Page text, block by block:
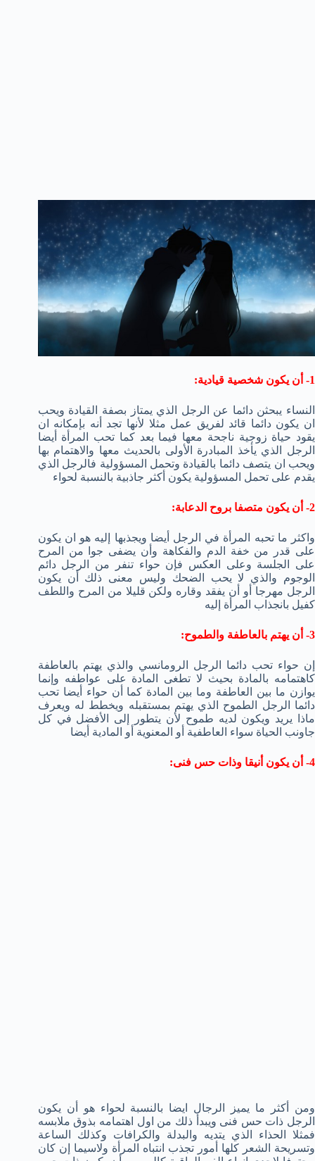
1- أن يكون شخصية قيادية:
النساء يبحثن دائما عن الرجل الذي يمتاز بصفة القيادة ويحب
ان يكون دائما قائد لفريق عمل مثلا لأنها تجد أنه بإمكانه ان
يقود حياة زوجية ناجحة معها فيما بعد كما تحب المرأة أيضا
الرجل الذي يأخذ المبادرة الأولى بالحديث معها والاهتمام بها
ويحب ان يتصف دائما بالقيادة وتحمل المسؤولية فالرجل الذي
يقدم على تحمل المسؤولية يكون أكثر جاذبية بالنسبة لحواء
2- أن يكون متصفا بروح الدعابة:
واكثر ما تحبه المرأة في الرجل أيضا ويجذبها إليه هو ان يكون
على قدر من خفة الدم والفكاهة وأن يضفى جوا من المرح
على الجلسة وعلى العكس فإن حواء تنفر من الرجل دائم
الوجوم والذي لا يحب الضحك وليس معنى ذلك أن يكون
الرجل مهرجا أو أن يفقد وقاره ولكن قليلا من المرح واللطف
كفيل بانجذاب المرأة إليه
3- أن يهتم بالعاطفة والطموح:
إن حواء تحب دائما الرجل الرومانسي والذي يهتم بالعاطفة
كاهتمامه بالمادة بحيث لا تطغى المادة على عواطفه وإنما
يوازن ما بين العاطفة وما بين المادة كما أن حواء أيضا تحب
دائما الرجل الطموح الذي يهتم بمستقبله ويخطط له ويعرف
ماذا يريد ويكون لديه طموح لأن يتطور إلى الأفضل في كل
جاونب الحياة سواء العاطفية أو المعنوية أو المادية أيضا
4- أن يكون أنيقا وذات حس فنى:
ومن أكثر ما يميز الرجال ايضا بالنسبة لحواء هو أن يكون
الرجل ذات حس فنى ويبدأ ذلك من اول اهتمامه بذوق ملابسه
فمثلا الحذاء الذي يتديه والبدلة والكرافات وكذلك الساعة
وتسريحة الشعر كلها أمور تجذب انتباه المرأة ولاسيما إن كان